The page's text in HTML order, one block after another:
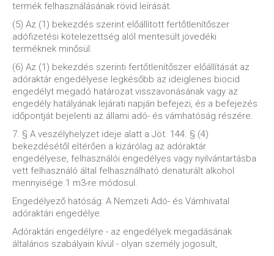
termék felhasználásának rövid leírását.
(5) Az (1) bekezdés szerint előállított fertőtlenítőszer
adófizetési kötelezettség alól mentesült jövedéki
terméknek minősül.
(6) Az (1) bekezdés szerinti fertőtlenítőszer előállítását az
adóraktár engedélyese legkésőbb az ideiglenes biocid
engedélyt megadó határozat visszavonásának vagy az
engedély hatályának lejárati napján befejezi, és a befejezés
időpontját bejelenti az állami adó- és vámhatóság részére.
7. § A veszélyhelyzet ideje alatt a Jöt. 144. § (4)
bekezdésétől eltérően a kizárólag az adóraktár
engedélyese, felhasználói engedélyes vagy nyilvántartásba
vett felhasználó által felhasználható denaturált alkohol
mennyisége 1 m3-re módosul.
Engedélyező hatóság: A Nemzeti Adó- és Vámhivatal
adóraktári engedélye.
Adóraktári engedélyre - az engedélyek megadásának
általános szabályain kívül - olyan személy jogosult,